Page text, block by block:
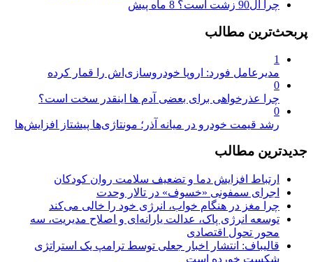
چرا ال90 زشت است؟
8 ماه پیش
پربحث‌ترین مطالب
1
مدیرعامل فورد: اروپا خودروسازی‌اش را قمار کرده
0
چرا عذرخواهی برای بعضی آدم ها اینقدر سخت است؟
0
رشد قیمت خودرو در میانه آذر؛ مونتاژی‌ها پیشتاز افزایش‌ها
جدیدترین مطالب
ارتباط افزایش دما و تضعیف سلامت روان کودکان
اجرای سمفونی «خسوف» در تالار وحدت
چرا مغز در هنگام خواب، انرژی خود را خالی می‌کند
توسعه انرژی پاک، عدالت یارانه‌ای و اصلاح مدیریت، سه
محور تحول اقتصادی
قالیباف: انتشار اخبار جعلی توسط ترامپ یک استراتژی
شکست خورده است